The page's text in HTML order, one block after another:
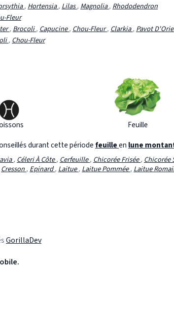
, Hortensia, Lilas, Magnolia, Rhododendron
Fleur
, Brocoli, Capucine, Chou-Fleur, Clarkia, Pavot
, Chou-Fleur
Feuille
durant cette période feuilleen lune
, Céleri À Côte, Cerfeuille, Chicorée Frisée, Chicorée
Cresson, Epinard, Laitue, Laitue Pommée, Laitue
GorillaDev